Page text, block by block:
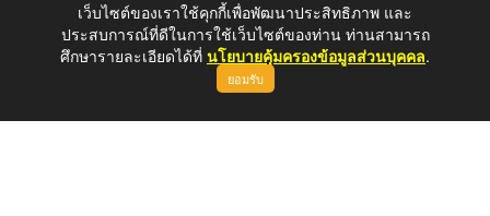
อ.เมือง จ.หนองคาย 43000
โทรศัพท์: 042-414758 โทรสาร: 042-414759
E-Mail: saraban_05430110@dla.go.th
เว็บไซต์ของเราใช้คุกกี้เพื่อพัฒนาประสิทธิภาพ และ
ประสบการณ์ที่ดีในการใช้เว็บไซต์ของท่าน ท่านสามารถ
ศึกษารายละเอียดได้ที่ นโยบายคุ้มครองข้อมูลส่วนบุคคล.
ยอมรับ